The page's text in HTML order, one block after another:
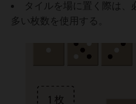
タイルを場に置く際は、
多い枚数を使用する。